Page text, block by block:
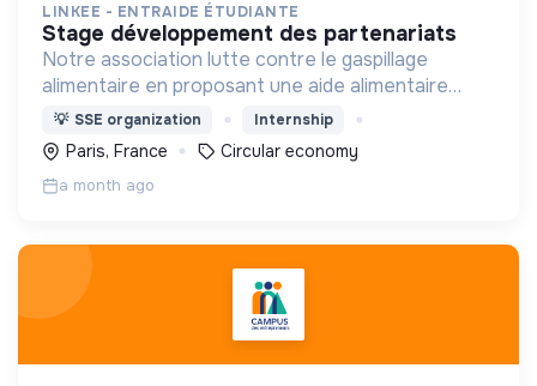
LINKEE - ENTRAIDE ÉTUDIANTE
stage développement des partenariats
Notre association lutte contre le gaspillage
alimentaire en proposant une aide alimentaire
durable pour les étudiants en situation de
précarité.
💡 SSE organization Internship
Paris, France Circular economy
a month ago